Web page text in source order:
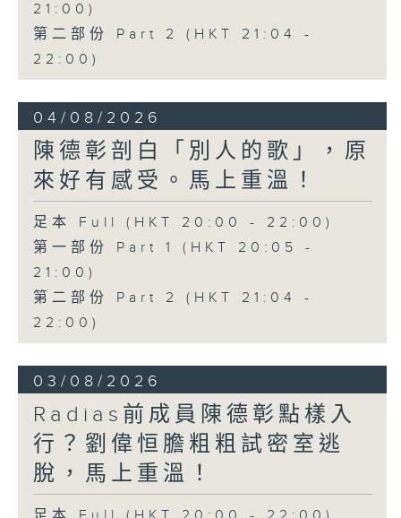
21:00)
第二部份 Part 2 (HKT 21:04 -
22:00)
04/08/2026
陳德彰剖白「別人的歌」，原
來好有感受。馬上重溫！
足本 Full (HKT 20:00 - 22:00)
第一部份 Part 1 (HKT 20:05 -
21:00)
第二部份 Part 2 (HKT 21:04 -
22:00)
03/08/2026
Radias前成員陳德彰點樣入
行？劉偉恒膽粗粗試密室逃
脫，馬上重溫！